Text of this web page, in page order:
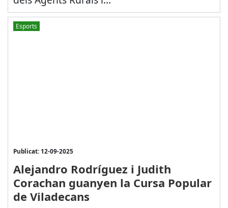
Esports
Publicat: 12-09-2025
Alejandro Rodríguez i Judith
Corachan guanyen la Cursa Popular
de Viladecans